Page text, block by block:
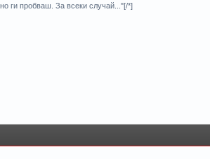
ги пробваш. За всеки случай..."[/*]